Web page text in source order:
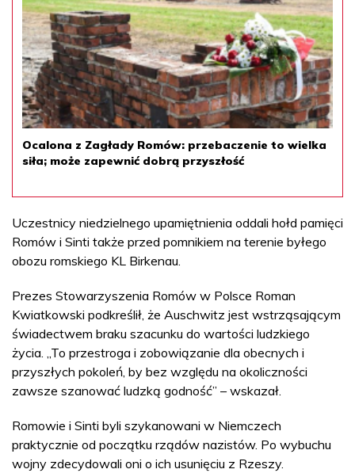
Ocalona z Zagłady Romów: przebaczenie to wielka
siła; może zapewnić dobrą przyszłość
Uczestnicy niedzielnego upamiętnienia oddali hołd pamięci
Romów i Sinti także przed pomnikiem na terenie byłego
obozu romskiego KL Birkenau.
Prezes Stowarzyszenia Romów w Polsce Roman
Kwiatkowski podkreślił, że Auschwitz jest wstrząsającym
świadectwem braku szacunku do wartości ludzkiego
życia. „To przestroga i zobowiązanie dla obecnych i
przyszłych pokoleń, by bez względu na okoliczności
zawsze szanować ludzką godność” – wskazał.
Romowie i Sinti byli szykanowani w Niemczech
praktycznie od początku rządów nazistów. Po wybuchu
wojny zdecydowali oni o ich usunięciu z Rzeszy.